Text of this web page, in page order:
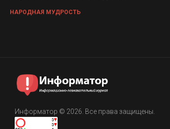
НАРОДНАЯ МУДРОСТЬ
Информатор © 2026. Все права защищены.